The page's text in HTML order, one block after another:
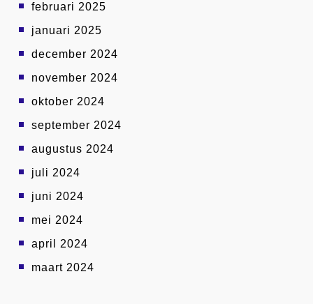
februari 2025
januari 2025
december 2024
november 2024
oktober 2024
september 2024
augustus 2024
juli 2024
juni 2024
mei 2024
april 2024
maart 2024